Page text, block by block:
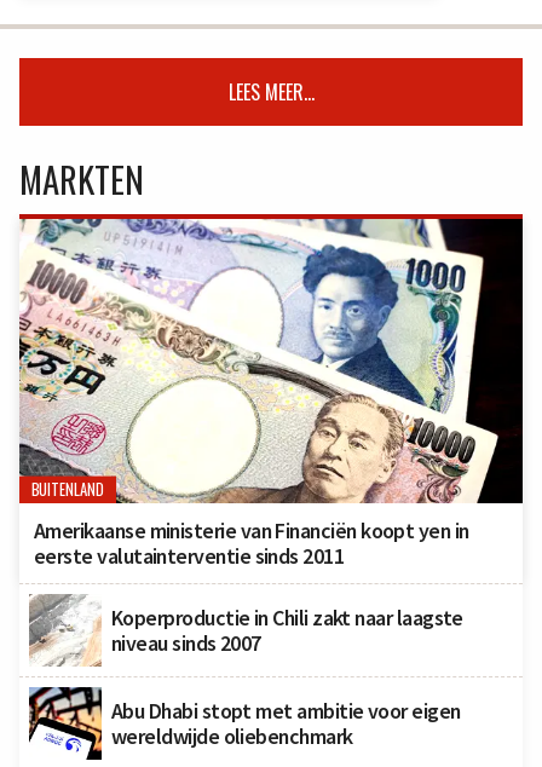
LEES MEER...
MARKTEN
BUITENLAND
Amerikaanse ministerie van Financiën koopt yen in
eerste valutainterventie sinds 2011
Koperproductie in Chili zakt naar laagste
niveau sinds 2007
Abu Dhabi stopt met ambitie voor eigen
wereldwijde oliebenchmark